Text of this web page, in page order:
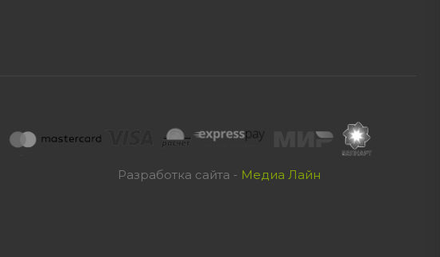
Разработка сайта - Медиа Лайн